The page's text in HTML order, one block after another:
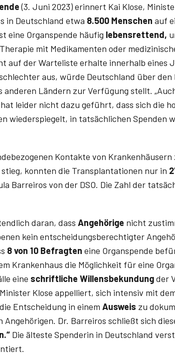
(3. Juni 2023) erinnert Kai ­Klose,
in Deutschland etwa 8.500 Menschen auf
eine Organspende häufig lebensrettend,
mit Medikamenten oder
auf der Warteliste erhalte innerhalb eines
aus, würde Deutschland über
anderen Ländern zur Verfügung stellt.
hat leider nicht dazu geführt, dass sich die
wiederspiegelt, in tatsächlichen Spenden
Kontakte von
konnten die Transplantationen nur in
Barreiros von der DSO. Die Zahl der
daran, dass Angehörige nicht
kein entscheidungsberechtigter
8 von 10 Befragten eine Organspende
Krankenhaus die Möglichkeit für eine
eine schriftliche Willensbekundungder
Klose appelliert, sich intensiv mit
Entscheidung in einem Ausweis zu
Angehörigen. Dr. ­Barreiros schließt sich
Die älteste Spenderin in Deutschland